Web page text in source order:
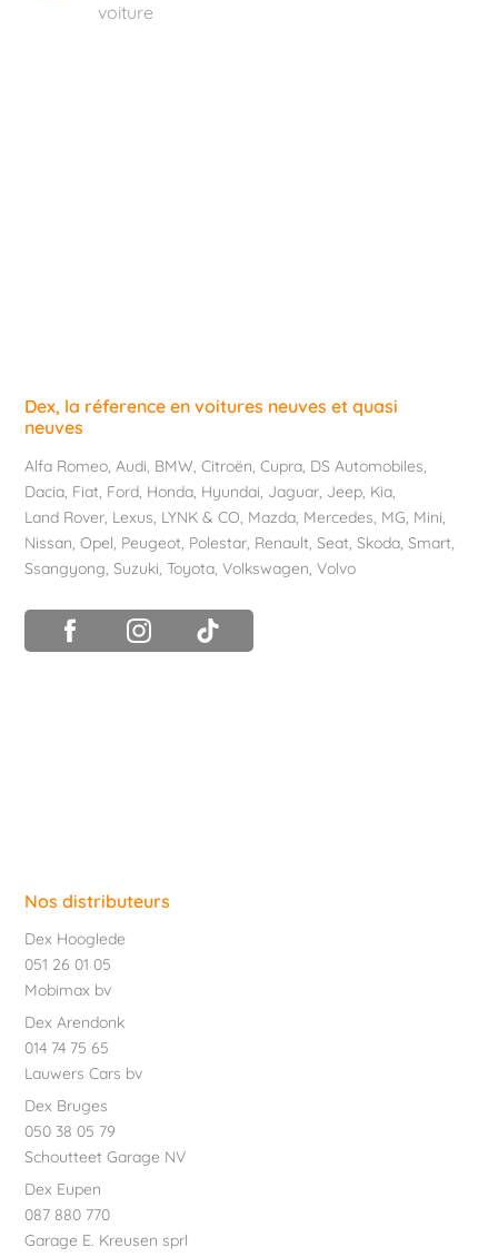
voiture
Dex, la réference en voitures neuves et quasi
neuves
Alfa Romeo,Audi, BMW,Citroën,Cupra, DS Automobiles,
Dacia, Fiat, Ford, Honda, Hyundai, Jaguar, Jeep, Kia,
Land Rover, Lexus, LYNK & CO, Mazda, Mercedes, MG, Mini,
Nissan,Opel, Peugeot, Polestar, Renault,Seat,Skoda,Smart,
Ssangyong,Suzuki,Toyota,Volkswagen,Volvo
Nos distributeurs
Dex Hooglede
051 26 01 05
Mobimax bv
Dex Arendonk
014 74 75 65
Lauwers Cars bv
Dex Bruges
050 38 05 79
Schoutteet Garage NV
Dex Eupen
087 880 770
Garage E. Kreusen sprl